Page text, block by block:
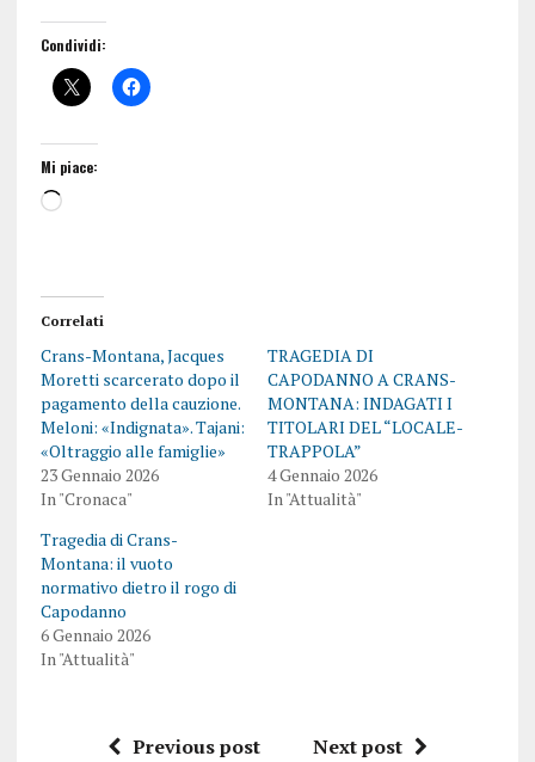
Condividi:
Mi piace:
Correlati
Crans-Montana, Jacques
Moretti scarcerato dopo il
pagamento della cauzione.
Meloni: «Indignata». Tajani:
«Oltraggio alle famiglie»
23 Gennaio 2026
In "Cronaca"
TRAGEDIA DI
CAPODANNO A CRANS-
MONTANA: INDAGATI I
TITOLARI DEL “LOCALE-
TRAPPOLA”
4 Gennaio 2026
In "Attualità"
Tragedia di Crans-
Montana: il vuoto
normativo dietro il rogo di
Capodanno
6 Gennaio 2026
In "Attualità"
Previous post Next post